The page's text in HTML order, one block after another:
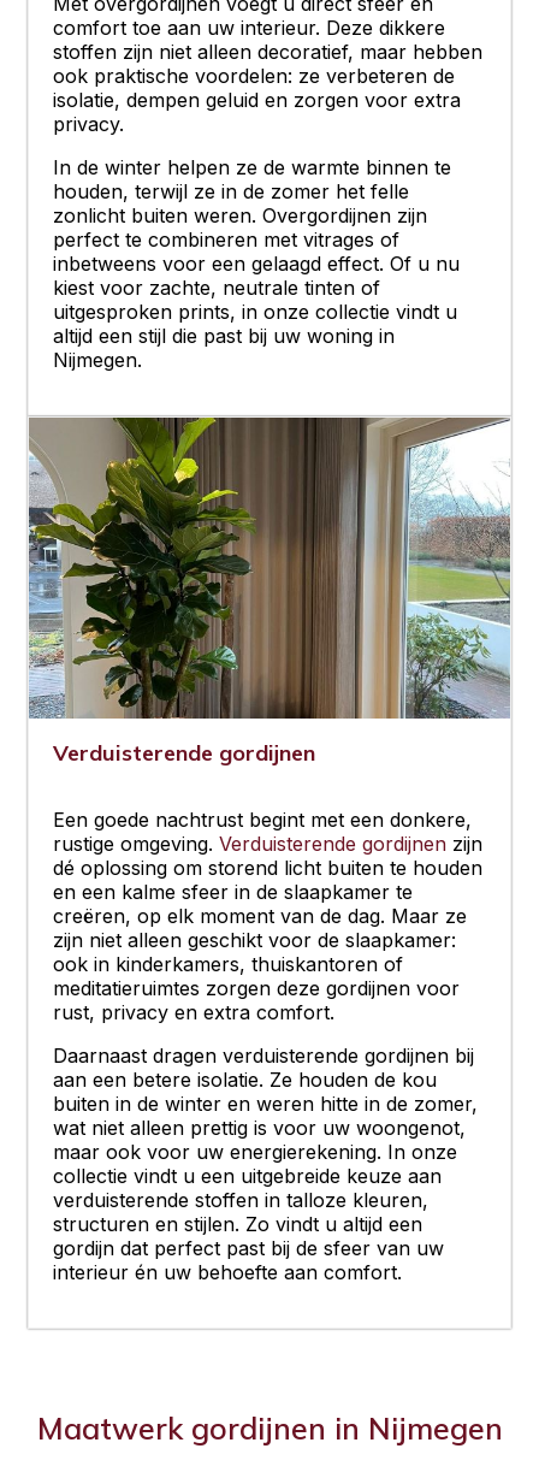
comfort toe aan uw interieur. Deze dikkere
stoffen zijn niet alleen decoratief, maar hebben
ook praktische voordelen: ze verbeteren de
isolatie, dempen geluid en zorgen voor extra
privacy.
In de winter helpen ze de warmte binnen te
houden, terwijl ze in de zomer het felle
zonlicht buiten weren. Overgordijnen zijn
perfect te combineren met vitrages of
inbetweens voor een gelaagd effect. Of u nu
kiest voor zachte, neutrale tinten of
uitgesproken prints, in onze collectie vindt u
altijd een stijl die past bij uw woning in
Nijmegen.
Verduisterende gordijnen
Een goede nachtrust begint met een donkere,
rustige omgeving. Verduisterende gordijnen zijn
dé oplossing om storend licht buiten te houden
en een kalme sfeer in de slaapkamer te
creëren, op elk moment van de dag. Maar ze
zijn niet alleen geschikt voor de slaapkamer:
ook in kinderkamers, thuiskantoren of
meditatieruimtes zorgen deze gordijnen voor
rust, privacy en extra comfort.
Daarnaast dragen verduisterende gordijnen bij
aan een betere isolatie. Ze houden de kou
buiten in de winter en weren hitte in de zomer,
wat niet alleen prettig is voor uw woongenot,
maar ook voor uw energierekening. In onze
collectie vindt u een uitgebreide keuze aan
verduisterende stoffen in talloze kleuren,
structuren en stijlen. Zo vindt u altijd een
gordijn dat perfect past bij de sfeer van uw
interieur én uw behoefte aan comfort.
Maatwerk gordijnen in Nijmegen